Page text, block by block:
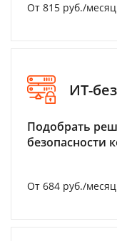
От 815 руб./месяц
ИТ-
Подобрать
безопасности
От 684 руб./месяц